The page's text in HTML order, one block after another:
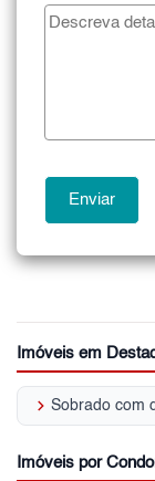
Imóveis em
keyboard_arrow_right
Imóveis por